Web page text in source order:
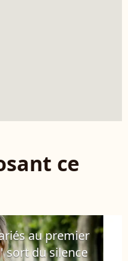
ce
au premier
sort du silence